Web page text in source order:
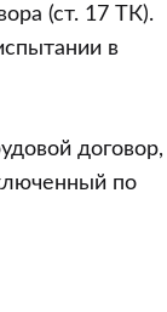
(ст. 17 ТК).
в
договор,
по